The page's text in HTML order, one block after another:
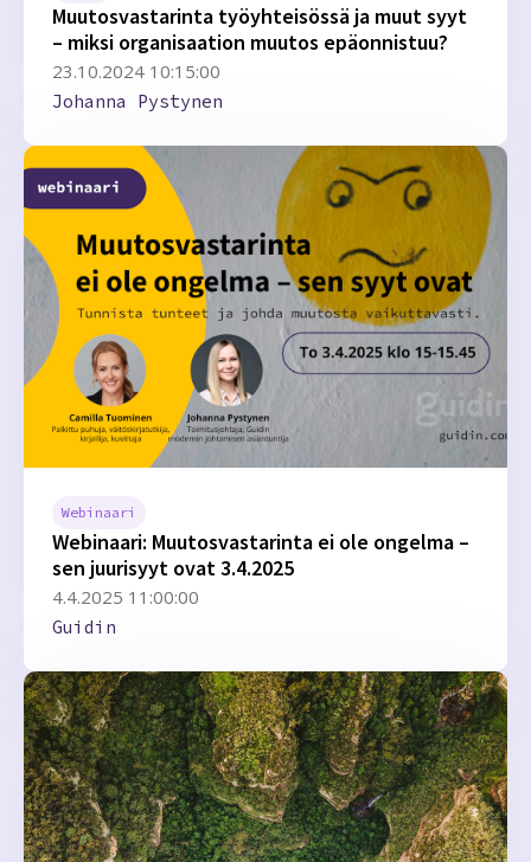
Muutosvastarinta työyhteisössä ja muut syyt
– miksi organisaation muutos epäonnistuu?
23.10.2024 10:15:00
Johanna Pystynen
Webinaari
Webinaari: Muutosvastarinta ei ole ongelma –
sen juurisyyt ovat 3.4.2025
4.4.2025 11:00:00
Guidin